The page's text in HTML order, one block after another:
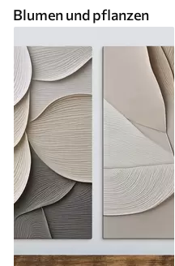
Blumen und pflanzen